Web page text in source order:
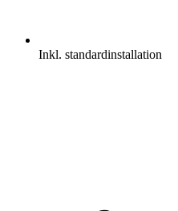
Inkl. standardinstallation